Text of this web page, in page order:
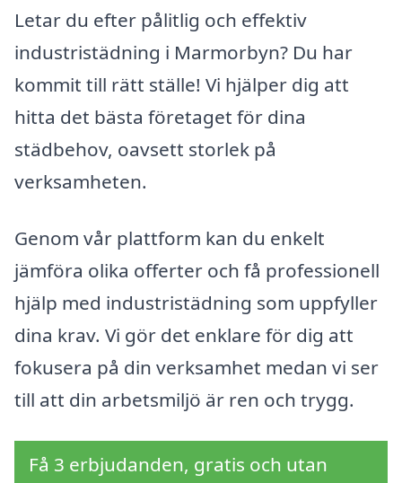
Letar du efter pålitlig och effektiv
industristädning i Marmorbyn? Du har
kommit till rätt ställe! Vi hjälper dig att
hitta det bästa företaget för dina
städbehov, oavsett storlek på
verksamheten.
Genom vår plattform kan du enkelt
jämföra olika offerter och få professionell
hjälp med industristädning som uppfyller
dina krav. Vi gör det enklare för dig att
fokusera på din verksamhet medan vi ser
till att din arbetsmiljö är ren och trygg.
Få 3 erbjudanden, gratis och utan